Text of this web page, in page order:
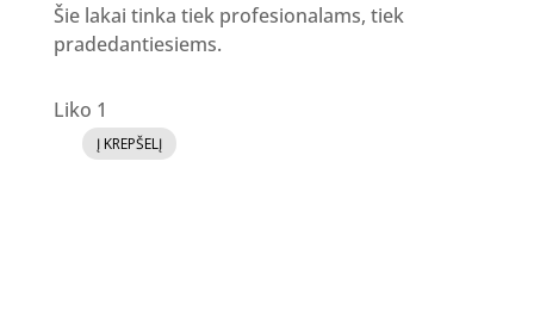
Šie lakai tinka tiek profesionalams, tiek
pradedantiesiems.
Liko 1
produkto
Į KREPŠELĮ